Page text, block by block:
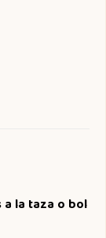
la taza o bol